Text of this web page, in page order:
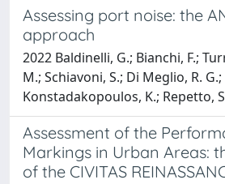
Assessing port noise: the
approach
2022 Baldinelli, G.; Bianchi, F.;
M.; Schiavoni, S.; Di Meglio, R. G.;
Konstadakopoulos, K.; Repetto,
Assessment of the
Markings in Urban Areas:
of the CIVITAS